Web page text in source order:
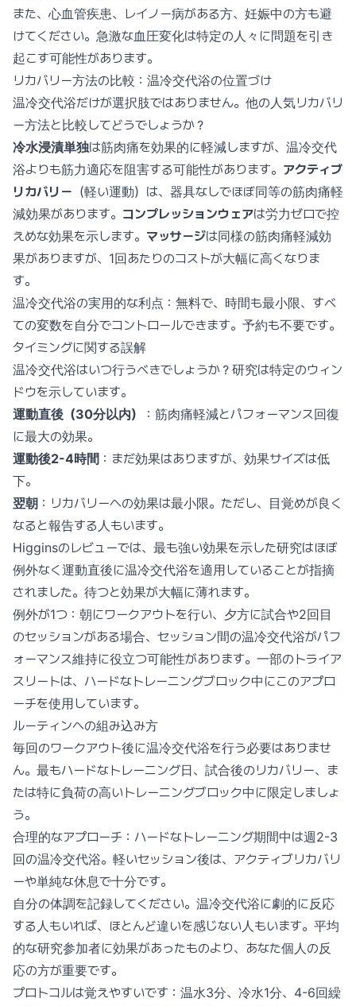
また、心血管疾患、レイノー病がある方、妊娠中の方も避
けてください。急激な血圧変化は特定の人々に問題を引き
起こす可能性があります。
リカバリー方法の比較：温冷交代浴の位置づけ
温冷交代浴だけが選択肢ではありません。他の人気リカバリ
ー方法と比較してどうでしょうか？
冷水浸漬単独は筋肉痛を効果的に軽減しますが、温冷交代
浴よりも筋力適応を阻害する可能性があります。 アクティブ
リカバリー （軽い運動）は、器具なしでほぼ同等の筋肉痛軽
減効果があります。 コンプレッションウェアは労力ゼロで控
えめな効果を示します。 マッサージは同様の筋肉痛軽減効
果がありますが、1回あたりのコストが大幅に高くなりま
す。
温冷交代浴の実用的な利点：無料で、時間も最小限、すべ
ての変数を自分でコントロールできます。予約も不要です。
タイミングに関する誤解
温冷交代浴はいつ行うべきでしょうか？研究は特定のウィン
ドウを示しています。
運動直後（30分以内）
：筋肉痛軽減とパフォーマンス回復
に最大の効果。
運動後2-4時間 ：まだ効果はありますが、効果サイズは低
下。
翌朝 ：リカバリーへの効果は最小限。ただし、目覚めが良く
なると報告する人もいます。
Higginsのレビューでは、最も強い効果を示した研究はほぼ
例外なく運動直後に温冷交代浴を適用していることが指摘
されました。待つと効果が大幅に薄れます。
例外が1つ：朝にワークアウトを行い、夕方に試合や2回目
のセッションがある場合、セッション間の温冷交代浴がパフ
ォーマンス維持に役立つ可能性があります。一部のトライア
スリートは、ハードなトレーニングブロック中にこのアプロ
ーチを使用しています。
ルーティンへの組み込み方
毎回のワークアウト後に温冷交代浴を行う必要はありませ
ん。最もハードなトレーニング日、試合後のリカバリー、ま
たは特に負荷の高いトレーニングブロック中に限定しましょ
う。
合理的なアプローチ：ハードなトレーニング期間中は週2-3
回の温冷交代浴。軽いセッション後は、アクティブリカバリ
ーや単純な休息で十分です。
自分の体調を記録してください。温冷交代浴に劇的に反応
する人もいれば、ほとんど違いを感じない人もいます。平均
的な研究参加者に効果があったものより、あなた個人の反
応の方が重要です。
プロトコルは覚えやすいです：温水3分、冷水1分、4-6回繰